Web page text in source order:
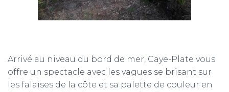
Arrivé au niveau du bord de mer, Caye-Plate vous
offre un spectacle avec les vagues se brisant sur
les falaises de la côte et sa palette de couleur en